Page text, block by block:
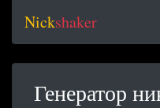
Nickshaker
Генератор